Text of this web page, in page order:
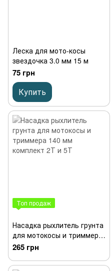
Леска для мото-косы
звездочка 3.0 мм 15 м
75 грн
Купить
Топ продаж
Насадка рыхлитель грунта
для мотокосы и триммера
140 мм комплект 2Т и 5Т
265 грн